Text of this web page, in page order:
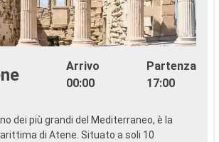
Arrivo
00:00
Partenza
17:00
dei più grandi del Mediterraneo, è la
di Atene. Situato a soli 10